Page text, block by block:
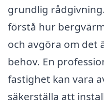
grundlig
förstå hur
och avgöra om det
behov. En
fastighet kan vara
säkerställa att